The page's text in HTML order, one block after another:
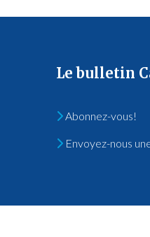
Le bulletin
Abonnez-vous!
Envoyez-nous